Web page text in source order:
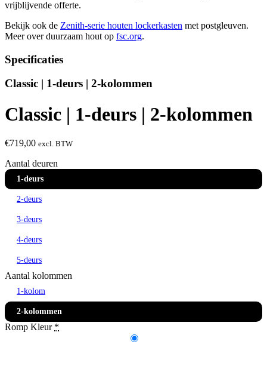
vrijblijvende offerte.
Bekijk ook de Zenith-serie houten lockerkasten met postgleuven.
Meer over duurzaam hout op fsc.org.
Specificaties
Classic | 1-deurs | 2-kolommen
Classic | 1-deurs | 2-kolommen
€719,00 excl. BTW
Aantal deuren
1-deurs
2-deurs
3-deurs
4-deurs
5-deurs
Aantal kolommen
1-kolom
2-kolommen
Romp Kleur *